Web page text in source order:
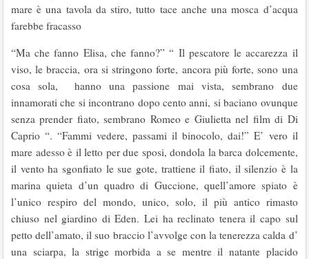
mare è una tavola da stiro, tutto tace anche una mosca d’acqua
farebbe fracasso
“Ma che fanno Elisa, che fanno?” “ Il pescatore le accarezza il
viso, le braccia, ora si stringono forte, ancora più forte, sono una
cosa sola, hanno una passione mai vista, sembrano due
innamorati che si incontrano dopo cento anni, si baciano ovunque
senza prender fiato, sembrano Romeo e Giulietta nel film di Di
Caprio “. “Fammi vedere, passami il binocolo, dai!” E’ vero il
mare adesso è il letto per due sposi, dondola la barca dolcemente,
il vento ha sgonfiato le sue gote, trattiene il fiato, il silenzio è la
marina quieta d’un quadro di Guccione, quell’amore spiato è
l’unico respiro del mondo, unico, solo, il più antico rimasto
chiuso nel giardino di Eden. Lei ha reclinato tenera il capo sul
petto dell’amato, il suo braccio l’avvolge con la tenerezza calda d’
una sciarpa, la strige morbida a se mentre il natante placido